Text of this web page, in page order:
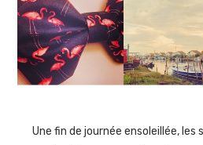
Une fin de journée ensoleillée,